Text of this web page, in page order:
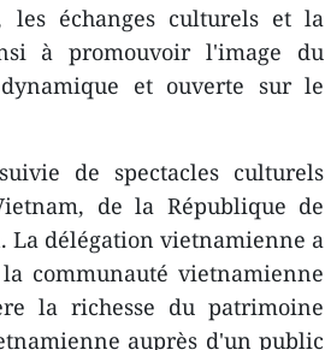
les échanges culturels et la
à promouvoir l'image du
et ouverte sur le
de spectacles culturels
de la République de
La délégation vietnamienne a
communauté vietnamienne
la richesse du patrimoine
auprès d'un public